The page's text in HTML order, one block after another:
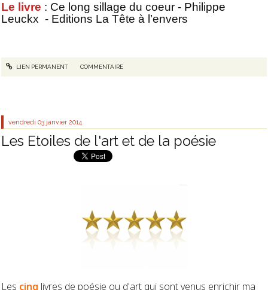
Le livre : Ce long sillage du coeur - Philippe
Leuckx - Editions La Tête à l’envers
LIEN PERMANENT COMMENTAIRE
vendredi 03 janvier 2014
Les Etoiles de l'art et de la poésie
Les cinq livres de poésie ou d'art qui sont venus enrichir ma